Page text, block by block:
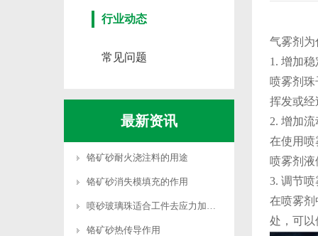
行业动态
常见问题
最新资讯
铬矿砂耐火浇注料的用途
铬矿砂消失模填充的作用
喷砂玻璃珠适合工件去应力加工吗
铬矿砂热传导作用
气雾剂为
1. 增加
喷雾剂
挥发或经
2. 增加
在使用喷
喷雾剂
3. 调节
在喷雾剂
处，可以